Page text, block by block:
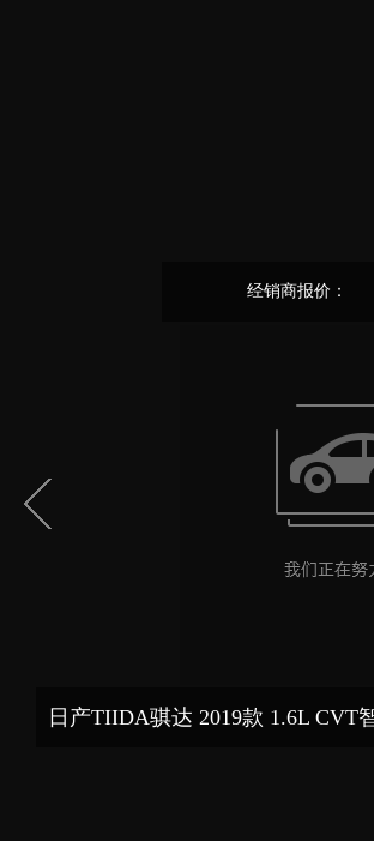
经销商报价：
日产TIIDA骐达 2019款 1.6L CVT